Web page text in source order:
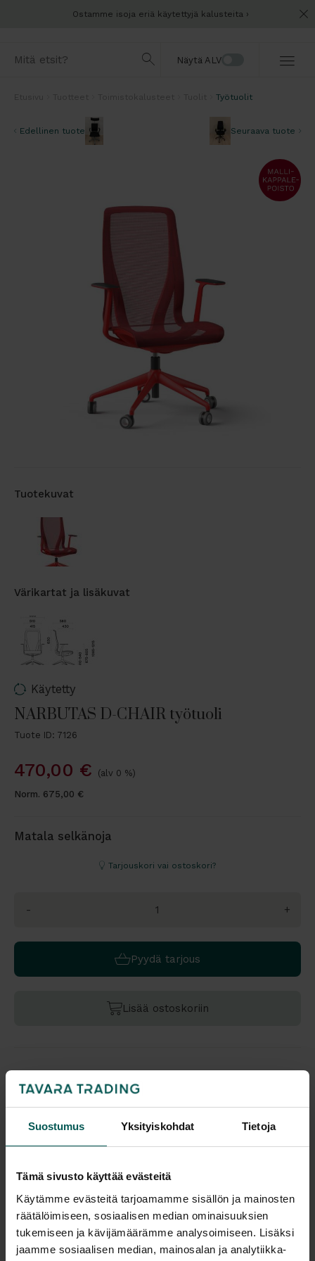
Suostumus Yksityiskohdat Tietoja
Tämä sivusto käyttää evästeitä
Käytämme evästeitä tarjoamamme sisällön ja mainosten
räätälöimiseen, sosiaalisen median ominaisuuksien
tukemiseen ja kävijämäärämme analysoimiseen. Lisäksi
jaamme sosiaalisen median, mainosalan ja analytiikka-
Ostamme isoja eriä käytettyjä kalusteita
Näytä ALV
Työtuolit
Edellinen tuote Seuraava tuote
Tuotekuvat
Värikartat ja lisäkuvat
Käytetty
NARBUTAS D-CHAIR työtuoli
Tuote ID: 7126
470,00 €
(alv 0 %)
Norm. 675,00 €
Matala selkänoja
Tarjouskori vai ostoskori?
- +
Pyydä tarjous
Lisää ostoskoriin
Saatavuus
Vantaa: Tuotetta on varastossa 4 kpl
veloitamme mahdollisesti siirtomaksun)
Malli esillä myymälöissä (Vantaa), tervetuloa tutustumaan!
Tulosta tuotekortti